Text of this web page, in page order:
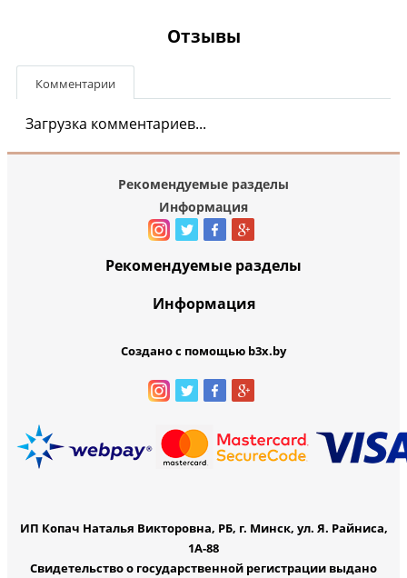
Отзывы
Комментарии
Загрузка комментариев...
Рекомендуемые разделы
Информация
Рекомендуемые разделы
Информация
Создано с помощью b3x.by
ИП Копач Наталья Викторовна, РБ, г. Минск, ул. Я. Райниса,
1А-88
Свидетельство о государственной регистрации выдано